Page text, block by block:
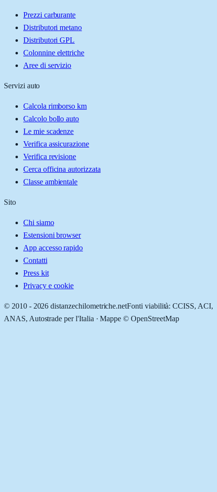
Prezzi carburante
Distributori metano
Distributori GPL
Colonnine elettriche
Aree di servizio
Servizi auto
Calcola rimborso km
Calcolo bollo auto
Le mie scadenze
Verifica assicurazione
Verifica revisione
Cerca officina autorizzata
Classe ambientale
Sito
Chi siamo
Estensioni browser
App accesso rapido
Contatti
Press kit
Privacy e cookie
© 2010 - 2026 distanzechilometriche.netFonti viabilità: CCISS, ACI,
ANAS, Autostrade per l'Italia · Mappe © OpenStreetMap